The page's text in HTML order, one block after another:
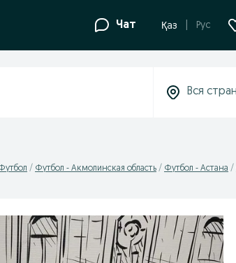
Чат Қаз Рус
Футбол - Акмолинская область Футбол - Астана